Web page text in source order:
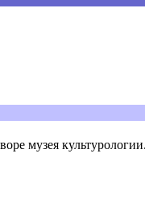
музея культурологии.